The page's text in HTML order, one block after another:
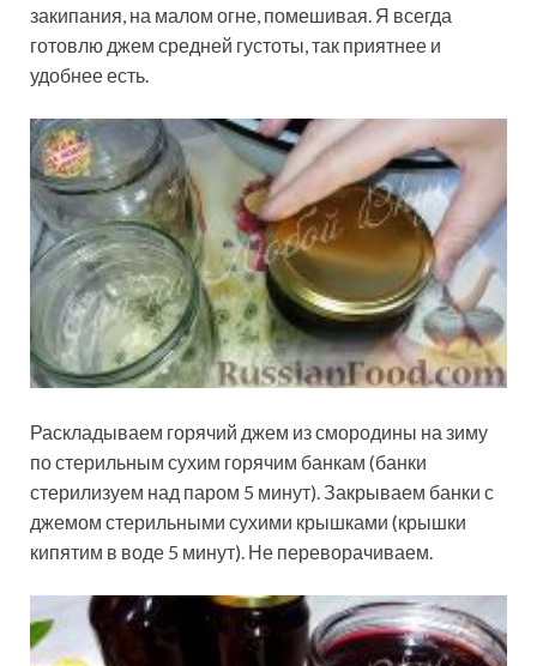
закипания, на малом огне, помешивая. Я всегда
готовлю джем средней густоты, так приятнее и
удобнее есть.
Раскладываем горячий джем из смородины на зиму
по стерильным сухим горячим банкам (банки
стерилизуем над паром 5 минут). Закрываем банки с
джемом стерильными сухими крышками (крышки
кипятим в воде 5 минут). Не переворачиваем.